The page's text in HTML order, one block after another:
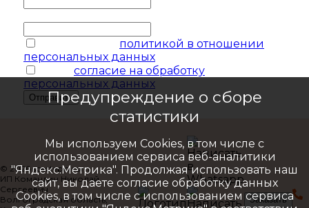
политикой в отношении
персональных данных
согласие на обработку
персональных данных
Отправить
© 2026 specteplo.com
ИП Командин Николай
Сергеевич
Волгоградская область,
Заказать
Предупреждение о сборе
статистики
Мы используем Cookies, в том числе с
использованием сервиса веб-аналитики
"Яндекс.Метрика". Продолжая использовать наш
сайт, вы даете согласие обработку данных
Cookies, в том числе с использованием сервиса